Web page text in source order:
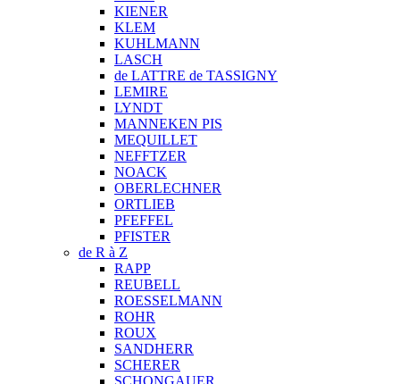
KIENER
KLEM
KUHLMANN
LASCH
de LATTRE de TASSIGNY
LEMIRE
LYNDT
MANNEKEN PIS
MEQUILLET
NEFFTZER
NOACK
OBERLECHNER
ORTLIEB
PFEFFEL
PFISTER
de R à Z
RAPP
REUBELL
ROESSELMANN
ROHR
ROUX
SANDHERR
SCHERER
SCHONGAUER